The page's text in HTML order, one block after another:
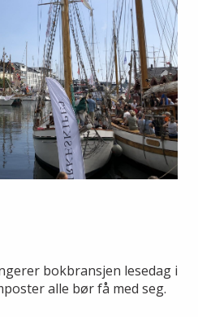
bokbransjen lesedag i
alle bør få med seg.